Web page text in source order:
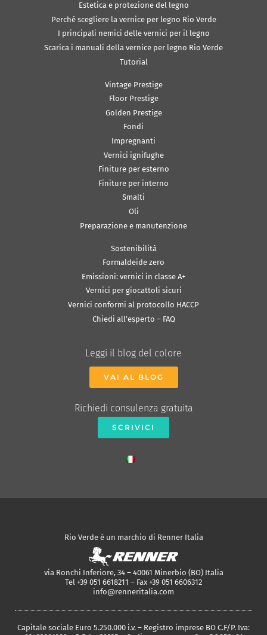
Estetica e protezione del legno
Perché scegliere la vernice per legno Rio Verde
I principali nemici delle vernici per il legno
Scarica i manuali della vernice per legno Rio Verde
Tutorial
Vintage Prestige
Floor Prestige
Golden Prestige
Fondi
Impregnanti
Vernici ignifughe
Finiture per esterno
Finiture per interno
Smalti
Oli
Preparazione e manutenzione
Sostenibilità
Formaldeide zero
Emissioni: vernici in classe A+
Vernici per giocattoli sicuri
Vernici conformi al protocollo HACCP
Chiedi all’esperto – FAQ
Leggi il blog del colore
VAI AL BLOG
Richiedi consulenza gratuita
SCRIVICI
Rio Verde è un marchio di Renner Italia
via Ronchi Inferiore, 34 – 40061 Minerbio (BO) Italia
Tel +39 051 6618211 – Fax +39 051 6606312
info@renneritalia.com
Capitale sociale Euro 5.250.000 i.v. – Registro imprese BO C.F/P. Iva: